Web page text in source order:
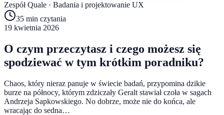
Zespół Quale · Badania i projektowanie UX
35 min czytania
19 kwietnia 2026
O czym przeczytasz i czego możesz się
spodziewać w tym krótkim poradniku?
Chaos, który nieraz panuje w świecie badań, przypomina dzikie
burze na północy, którym zdziczały Geralt stawiał czoła w sagach
Andrzeja Sapkowskiego. No dobrze, może nie do końca, ale
wracając do sedna…